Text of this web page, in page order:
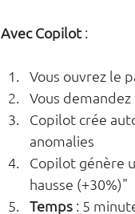
Avec Copilot :
Vous ouvrez le
Vous
Copilot crée
anomalies
Copilot génère
hausse (+30%)"
Temps : 5